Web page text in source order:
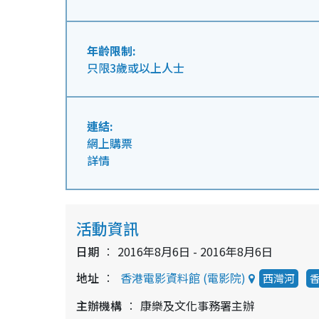
年齡限制:
只限3歲或以上人士
連結:
網上購票
詳情
活動資訊
日期
2016年8月6日 - 2016年8月6日
地址
香港電影資料館 (電影院) 西灣河
主辦機構
康樂及文化事務署主辦